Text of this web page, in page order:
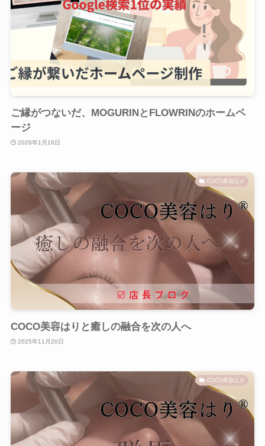
ご縁がつないだ、MOGURINとFLOWRINのホームペ
ージ
2026年1月16日
COCO美容はり
COCO美容はりと癒しの融合を次の人へ
2025年11月20日
COCO美容はり